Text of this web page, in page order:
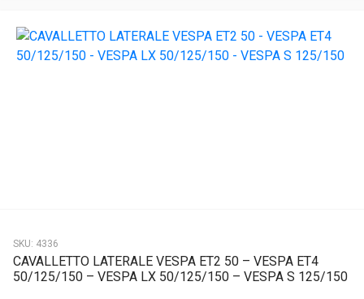
SKU: 4336
CAVALLETTO LATERALE VESPA ET2 50 – VESPA ET4
50/125/150 – VESPA LX 50/125/150 – VESPA S 125/150